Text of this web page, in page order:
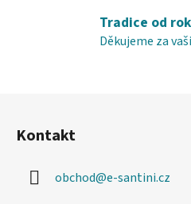
Tradice od
Děkujeme za
Kontakt
obchod@e-santini.cz